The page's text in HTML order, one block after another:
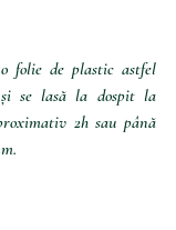
folie de plastic astfel
se lasă la dospit la
2h sau până